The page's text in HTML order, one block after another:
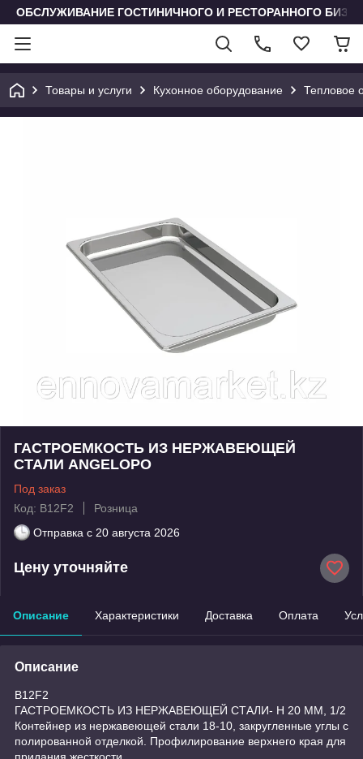
ОБСЛУЖИВАНИЕ ГОСТИНИЧНОГО И РЕСТОРАННОГО
Товары и услуги Кухонное оборудование Тепловое
ГАСТРОЕМКОСТЬ ИЗ НЕРЖАВЕЮЩЕЙ
СТАЛИ ANGELOPO
Под заказ
Код: B12F2
Розница
Отправка с 20 августа 2026
Цену уточняйте
Описание Характеристики Доставка Оплата
Описание
B12F2
ГАСТРОЕМКОСТЬ ИЗ НЕРЖАВЕЮЩЕЙ СТАЛИ- H 20 MM, 1/2
Контейнер из нержавеющей стали 18-10, закругленные углы с
полированной отделкой. Профилирование верхнего края для
придания жесткости.